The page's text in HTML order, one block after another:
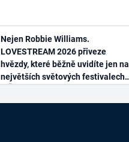
Nejen Robbie Williams.
LOVESTREAM 2026 přiveze
hvězdy, které běžně uvidíte jen na
největších světových festivalech